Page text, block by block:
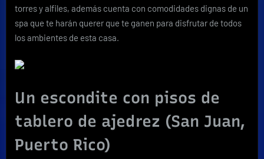
torres y alfiles, además cuenta con comodidades dignas de un
spa que te harán querer que te ganen para disfrutar de todos
los ambientes de esta casa.
Un escondite con pisos de
tablero de ajedrez (San Juan,
Puerto Rico)